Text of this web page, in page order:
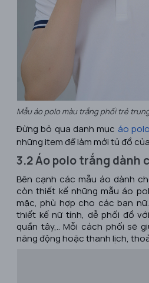
Mẫu áo polo màu trắng phối trẻ
Đừng bỏ qua danh mục áo
những item để làm mới tủ đồ
3.2 Áo polo trắng dành
Bên cạnh các mẫu áo dành
còn thiết kế những mẫu áo
mặc, phù hợp cho các bạn
thiết kế nữ tính, dễ phối đồ
quần tây,.. Mỗi cách phối sẽ
năng động hoặc thanh lịch,